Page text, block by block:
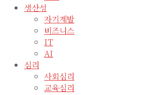
생산성
자기계발
비즈니스
IT
AI
심리
사회심리
교육심리